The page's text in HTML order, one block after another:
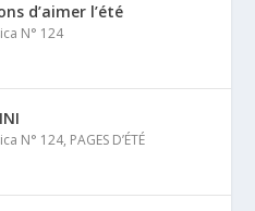
d’aimer l’été
N° 124
N° 124, PAGES D’ÉTÉ